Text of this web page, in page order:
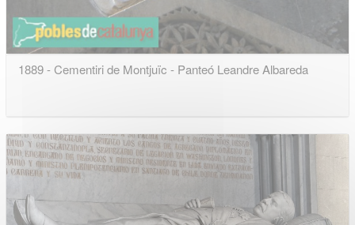
1889 - Cementiri de Montjuïc - Panteó Leandre Albareda